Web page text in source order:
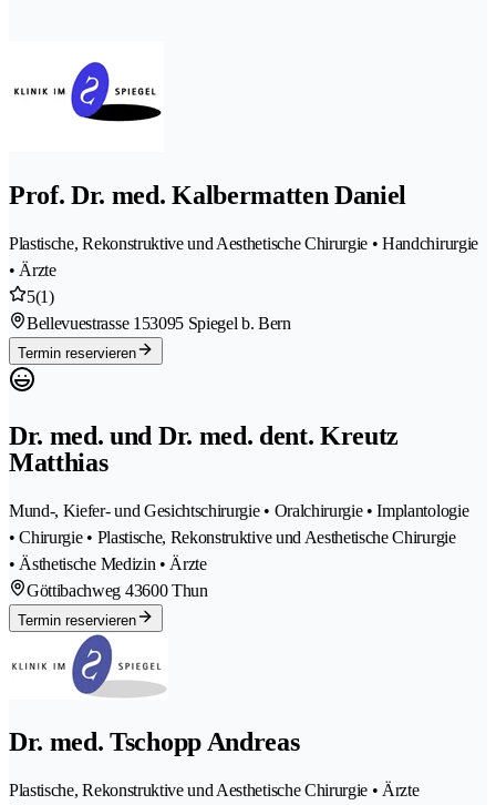
Prof. Dr. med. Kalbermatten Daniel
Plastische, Rekonstruktive und Aesthetische Chirurgie • Handchirurgie
• Ärzte
5(1)
Bellevuestrasse 153095 Spiegel b. Bern
Termin reservieren
Dr. med. und Dr. med. dent. Kreutz
Matthias
Mund-, Kiefer- und Gesichtschirurgie • Oralchirurgie • Implantologie
• Chirurgie • Plastische, Rekonstruktive und Aesthetische Chirurgie
• Ästhetische Medizin • Ärzte
Göttibachweg 43600 Thun
Termin reservieren
Dr. med. Tschopp Andreas
Plastische, Rekonstruktive und Aesthetische Chirurgie • Ärzte